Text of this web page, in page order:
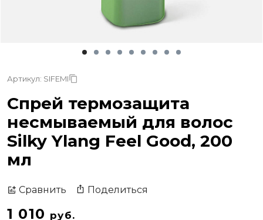
Артикул: SIFEMI
Спрей термозащита
несмываемый для волос
Silky Ylang Feel Good, 200
мл
Сравнить Поделиться
1 010 руб.